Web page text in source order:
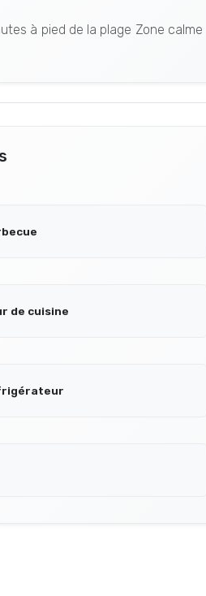
à pied de la plage Zone calme
de cuisine